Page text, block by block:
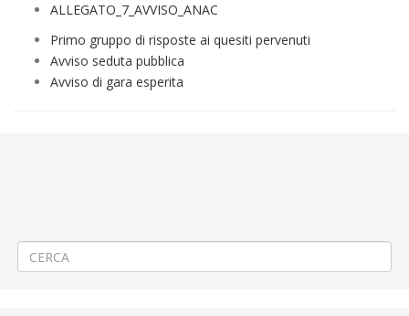
ALLEGATO_7_AVVISO_ANAC
Primo gruppo di risposte ai quesiti pervenuti
Avviso seduta pubblica
Avviso di gara esperita